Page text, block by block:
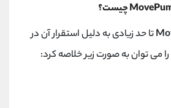
تا حد زیادی به دلیل استقرار آن در
می توان به صورت زیر خلاصه کرد: